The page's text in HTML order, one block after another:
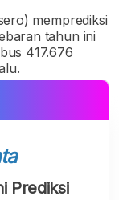
memprediksi
tahun ini
417.676
Prediksi